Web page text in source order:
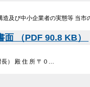
及び中小企業者の実態等 当市
面 （PDF 90.8 KB）
） 殿 住 所 〒０…